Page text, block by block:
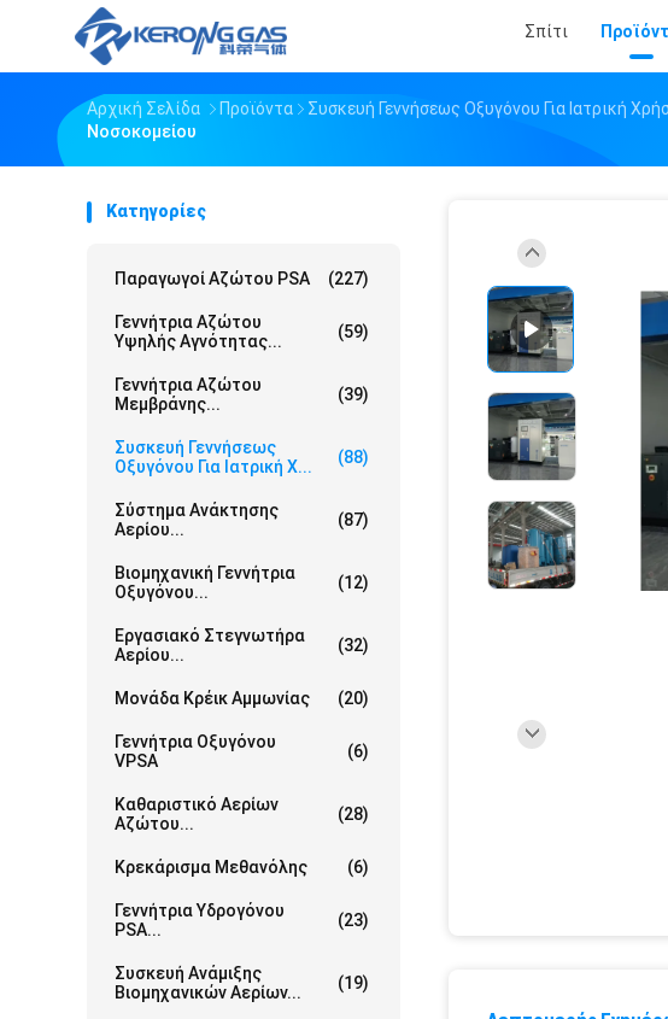
Σπίτι
Αρχική Σελίδα Προϊόντα Συσκευή Γεννήσεως Οξυγόνου Για Ιατρική
Νοσοκομείου
Κατηγορίες
Παραγωγοί Αζώτου PSA (227)
Γεννήτρια Αζώτου
Υψηλής Αγνότητας...
(59)
Γεννήτρια Αζώτου
Μεμβράνης...
(39)
Συσκευή Γεννήσεως
Οξυγόνου Για Ιατρική Χ...
(88)
Σύστημα Ανάκτησης
Αερίου...
(87)
Βιομηχανική Γεννήτρια
Οξυγόνου...
(12)
Εργασιακό Στεγνωτήρα
Αερίου...
(32)
Μονάδα Κρέικ Αμμωνίας (20)
Γεννήτρια Οξυγόνου
VPSA
(6)
Καθαριστικό Αερίων
Αζώτου...
(28)
Κρεκάρισμα Μεθανόλης (6)
Γεννήτρια Υδρογόνου
PSA...
(23)
Συσκευή Ανάμιξης
Βιομηχανικών Αερίων...
(19)